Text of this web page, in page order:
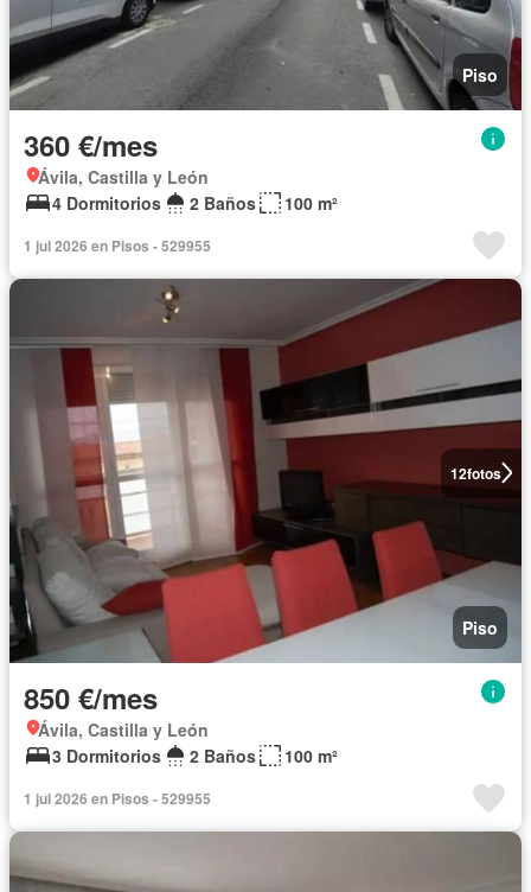
Piso
360 €/mes
Ávila, Castilla y León
4 Dormitorios
2 Baños 100 m²
1 jul 2026 en Pisos - 529955
12fotos
Piso
850 €/mes
Ávila, Castilla y León
3 Dormitorios
2 Baños 100 m²
1 jul 2026 en Pisos - 529955